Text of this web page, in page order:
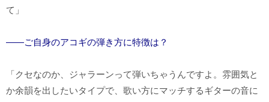
て」
――ご自身のアコギの弾き方に特徴は？
「クセなのか、ジャラーンって弾いちゃうんですよ。雰囲気と
か余韻を出したいタイプで、歌い方にマッチするギターの音に